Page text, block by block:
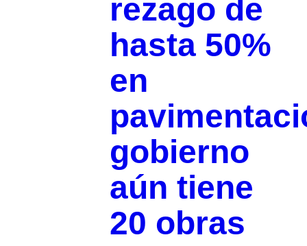
rezago de
hasta 50%
en
gobierno
aún tiene
20 obras